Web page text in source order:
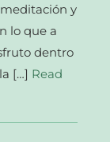
y
lo que a
dentro
[…] Read